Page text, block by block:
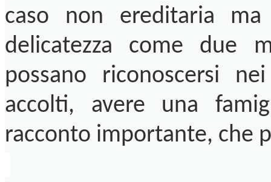
caso non ereditaria
delicatezza come due
possano riconoscersi
accolti, avere una
racconto importante, che